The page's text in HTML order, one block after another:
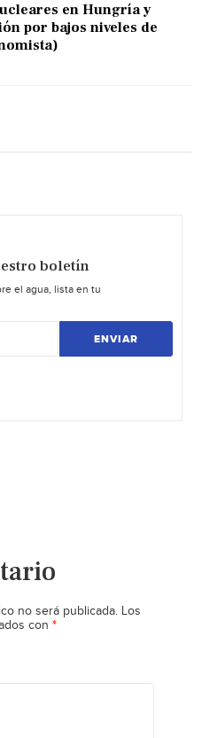
en Hungría y
por bajos niveles de
boletín
el agua, lista en tu
ENVIAR
no será publicada. Los
con *